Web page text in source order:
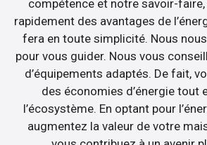
compétence et notre savoir-
rapidement des avantages de
fera en toute simplicité. Nous
pour vous guider. Nous vous
d’équipements adaptés. De fait,
des économies d’énergie tout
l’écosystème. En optant pour
augmentez la valeur de votre